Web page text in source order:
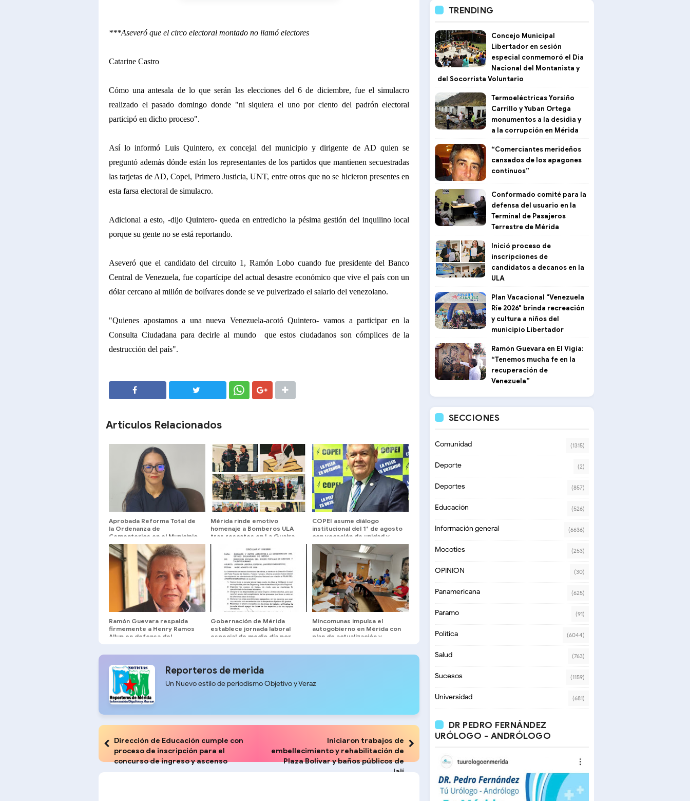
***Aseveró que el circo electoral montado no llamó electores
Catarine Castro
Cómo una antesala de lo que serán las elecciones del 6 de diciembre, fue el simulacro
realizado el pasado domingo donde "ni siquiera el uno por ciento del padrón electoral
participó en dicho proceso".
Así lo informó Luis Quintero, ex concejal del municipio y dirigente de AD quien se
preguntó además dónde están los representantes de los partidos que mantienen secuestradas
las tarjetas de AD, Copei, Primero Justicia, UNT, entre otros que no se hicieron presentes en
esta farsa electoral de simulacro.
Adicional a esto, -dijo Quintero- queda en entredicho la pésima gestión del inquilino local
porque su gente no se está reportando.
Aseveró que el candidato del circuito 1, Ramón Lobo cuando fue presidente del Banco
Central de Venezuela, fue copartícipe del actual desastre económico que vive el país con un
dólar cercano al millón de bolívares donde se ve pulverizado el salario del venezolano.
"Quienes apostamos a una nueva Venezuela-acotó Quintero- vamos a participar en la
Consulta Ciudadana para decirle al mundo
que estos ciudadanos son cómplices de la
destrucción del país".
Artículos Relacionados
Aprobada Reforma Total de
la Ordenanza de
Cementerios en el Municipio
Libertador ​
Mérida rinde emotivo
homenaje a Bomberos ULA
tras rescates en La Guaira
COPEI asume diálogo
institucional del 1° de agosto
con vocación de unidad y
exigencia de resultados
concretos
Ramón Guevara respalda
firmemente a Henry Ramos
Allup en defensa del
Gobernación de Mérida
establece jornada laboral
especial de medio día por
Mincomunas impulsa el
autogobierno en Mérida con
plan de actualización y
Reporteros de merida
Un Nuevo estilo de periodismo Objetivo y Veraz
Dirección de Educación cumple con
proceso de inscripción para el
concurso de ingreso y ascenso
Iniciaron trabajos de
embellecimiento y rehabilitación de
Plaza Bolívar y baños públicos de
Jají
TRENDING
Concejo Municipal
Libertador en sesión
especial conmemoró el Dia
Nacional del Montanista y
del Socorrista Voluntario
Termoeléctricas Yorsiño
Carrillo y Yuban Ortega
monumentos a la desidia y
a la corrupción en Mérida
“Comerciantes merideños
cansados de los apagones
continuos”
Conformado comité para la
defensa del usuario en la
Terminal de Pasajeros
Terrestre de Mérida
Inició proceso de
inscripciones de
candidatos a decanos en la
ULA
Plan Vacacional "Venezuela
Ríe 2026" brinda recreación
y cultura a niños del
municipio Libertador
Ramón Guevara en El Vigía:
“Tenemos mucha fe en la
recuperación de
Venezuela”
SECCIONES
Comunidad (1315)
Deporte (2)
Deportes (857)
Educación (526)
Información general (6636)
Mocoties (253)
OPINION (30)
Panamericana (625)
Paramo (91)
Política (6044)
Salud (763)
Sucesos (1159)
Universidad (681)
DR PEDRO FERNÁNDEZ
URÓLOGO - ANDRÓLOGO